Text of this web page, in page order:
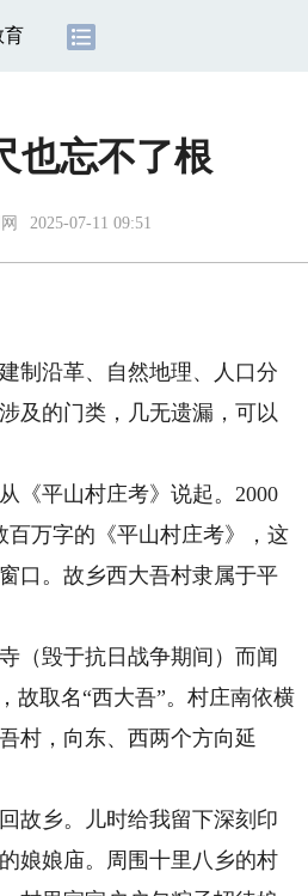
育
也忘不了根
2025-07-11 09:51
制沿革、自然地理、人口分
及的门类，几无遗漏，可以
平山村庄考》说起。2000
百万字的《平山村庄考》，这
口。故乡西大吾村隶属于平
毁于抗日战争期间）而闻
故取名“西大吾”。村庄南依横
村，向东、西两个方向延
故乡。儿时给我留下深刻印
娘娘庙。周围十里八乡的村